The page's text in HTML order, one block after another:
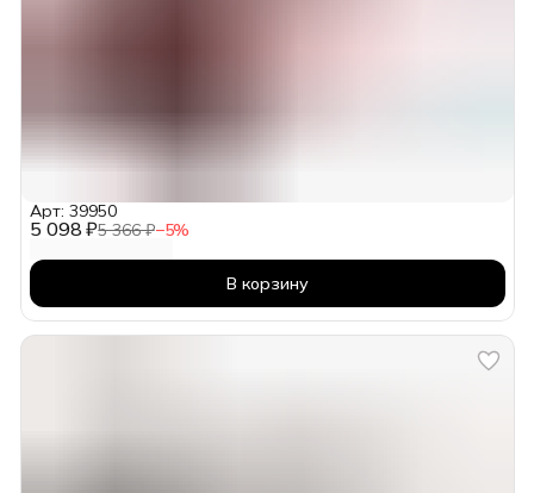
5 098 ₽5 366 ₽−5%
Арт: 39950
В корзину